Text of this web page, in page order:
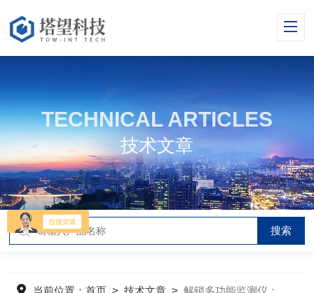
TECHNICAL ARTICLES
技术文章
当前位置：首页 >技术文章 >解锁多功能监测仪：技术原理与多样化应用